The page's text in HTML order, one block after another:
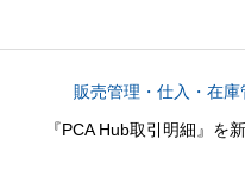
カテゴリから探す販売管理・仕入・在庫
『PCA Hub取引明細』を